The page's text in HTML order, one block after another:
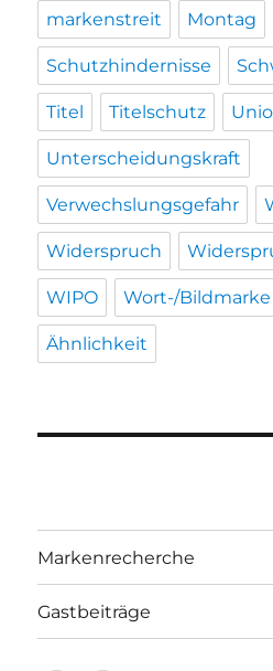
markenstreit Montag
Schutzhindernisse
Titel Titelschutz
Unterscheidungskraft
Verwechslungsgefahr
Widerspruch
WIPO Wort-/Bildmarke
Ähnlichkeit
Markenrecherche
Gastbeiträge